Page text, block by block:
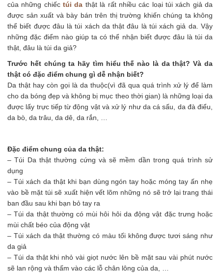
của những chiếctúi da thật là rất nhiều các loại túi xách giả da
được sản xuất và bày bán trên thị trường khiến chúng ta không
thể biết được đâu là túi xách da thật đâu là túi xách giả da. Vậy
những đặc điểm nào giúp ta có thể nhận biết được đâu là túi da
thật, đâu là túi da giả?
Trước hết chúng ta hãy tìm hiểu thế nào là da thật? Và da
thật có đặc điểm chung gì dễ nhận biết?
Da thật hay còn gọi là da thuộc(vì đã qua quá trình xử lý để làm
cho da bóng đẹp và không bị mục theo thời gian) là những loại da
được lấy trực tiếp từ động vật và xử lý như da cá sấu, da đà điểu,
da bò, da trâu, da dê, da rắn, …
Đặc điểm chung của da thật:
– Túi Da thật thường cứng và sẽ mềm dần trong quá trình sử
dụng
– Túi xách da thật khi bạn dùng ngón tay hoặc móng tay ấn nhẹ
vào bề mặt túi sẽ xuất hiện vết lõm những nó sẽ trở lại trang thái
ban đầu sau khi bạn bỏ tay ra
– Túi da thật thường có mùi hôi hôi da động vật đặc trưng hoặc
mùi chất béo của động vật
– Túi xách da thật thường có màu tối không được tươi sáng như
da giả
– Túi da thật khi nhỏ vài giọt nước lên bề mặt sau vài phút nước
sẽ lan rộng và thấm vào các lỗ chân lông của da, …